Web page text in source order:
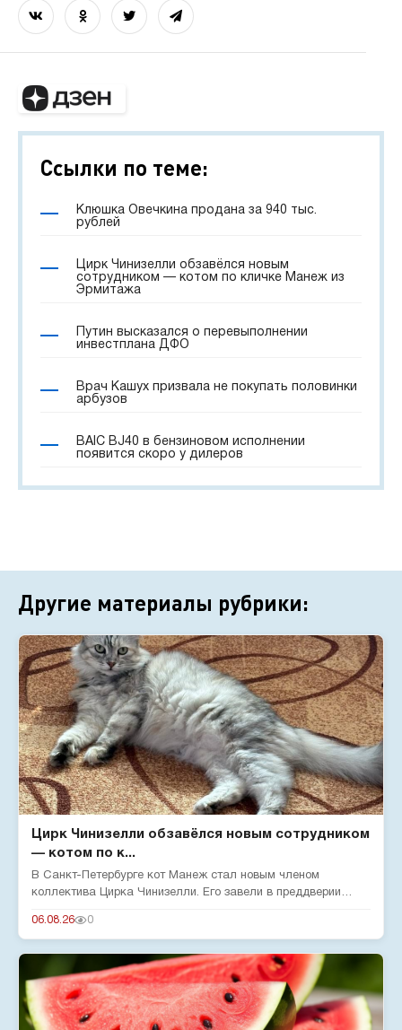
Ссылки по теме:
Клюшка Овечкина продана за 940 тыс.
рублей
Цирк Чинизелли обзавёлся новым
сотрудником — котом по кличке Манеж из
Эрмитажа
Путин высказался о перевыполнении
инвестплана ДФО
Врач Кашух призвала не покупать половинки
арбузов
BAIC BJ40 в бензиновом исполнении
появится скоро у дилеров
Другие материалы рубрики:
Цирк Чинизелли обзавёлся новым сотрудником
— котом по к...
В Санкт-Петербурге кот Манеж стал новым членом
коллектива Цирка Чинизелли. Его завели в преддверии
06.08.26 0